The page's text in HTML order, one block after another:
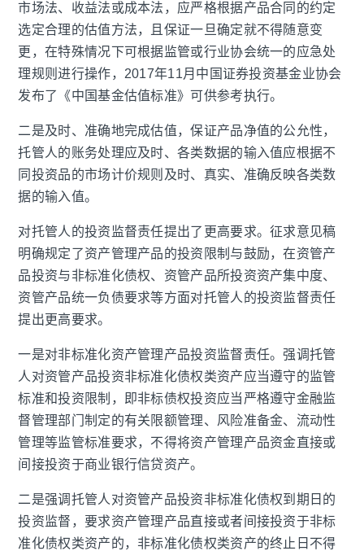
市场法、收益法或成本法，应严格根据产品合同的约定
选定合理的估值方法，且保证一旦确定就不得随意变
更，在特殊情况下可根据监管或行业协会统一的应急处
理规则进行操作， 2017年11月中国证券投资基金业协会
发布了《中国基金估值标准》可供参考执行。
二是及时、准确地完成估值，保证产品净值的公允性，
托管人的账务处理应及时、各类数据的输入值应根据不
同投资品的市场计价规则及时、真实、准确反映各类数
据的输入值。
对托管人的投资监督责任提出了更高要求。征求意见稿
明确规定了资产管理产品的投资限制与鼓励，在资管产
品投资与非标准化债权、资管产品所投资资产集中度、
资管产品统一负债要求等方面对托管人的投资监督责任
提出更高要求。
一是对非标准化资产管理产品投资监督责任。强调托管
人对资管产品投资非标准化债权类资产应当遵守的监管
标准和投资限制，即非标债权投资应当严格遵守金融监
督管理部门制定的有关限额管理、风险准备金、流动性
管理等监管标准要求，不得将资产管理产品资金直接或
间接投资于商业银行信贷资产。
二是强调托管人对资管产品投资非标准化债权到期日的
投资监督，要求资产管理产品直接或者间接投资于非标
准化债权类资产的，非标准化债权类资产的终止日不得